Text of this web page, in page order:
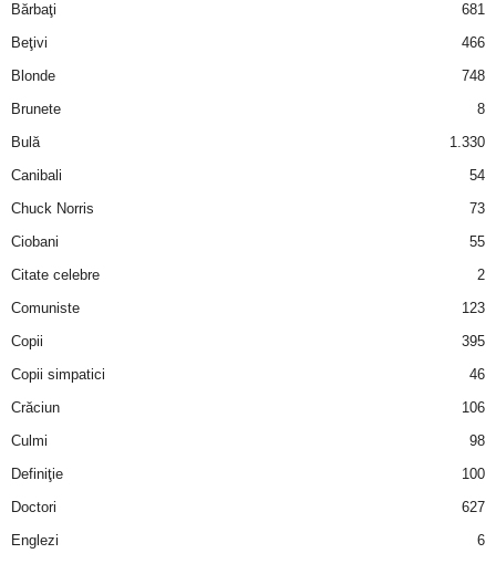
Bărbaţi
681
Beţivi
466
Blonde
748
Brunete
8
Bulă
1.330
Canibali
54
Chuck Norris
73
Ciobani
55
Citate celebre
2
Comuniste
123
Copii
395
Copii simpatici
46
Crăciun
106
Culmi
98
Definiţie
100
Doctori
627
Englezi
6